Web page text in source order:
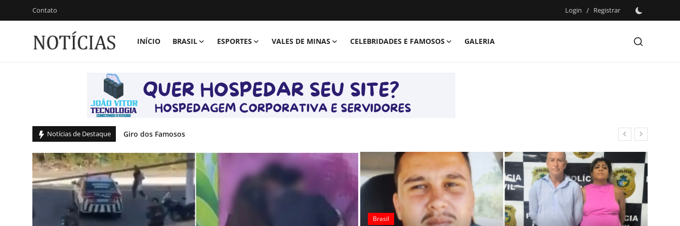
Contato Login / Registrar
INÍCIO BRASIL ESPORTES VALES DE MINAS CELEBRIDADES E FAMOSOS
GALERIA
Esportes
Vales de Minas
Celebridades e Famosos
Galeria
Notícias de Destaque
Giro dos Famosos
Aos 94 anos, Lima Duarte mostra o shape na web: "Rumo aos 100"
Após Maiara ser vista 'mastigando vento', assessoria revela real estado de saúde da cantora
Morre atriz Anja Bittencourt, de 'Êta Mundo Bom!', aos 72 anos
Morte de ex-ator mirim: polícia investiga hipótese de acerto de contas
Brasil